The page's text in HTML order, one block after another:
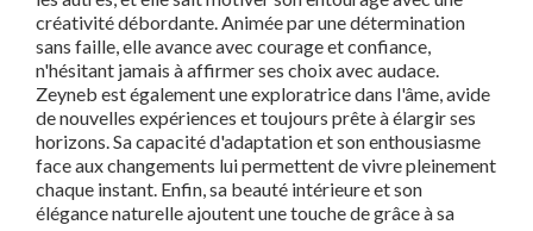
créativité débordante. Animée par une détermination
sans faille, elle avance avec courage et confiance,
n'hésitant jamais à affirmer ses choix avec audace.
Zeyneb est également une exploratrice dans l'âme, avide
de nouvelles expériences et toujours prête à élargir ses
horizons. Sa capacité d'adaptation et son enthousiasme
face aux changements lui permettent de vivre pleinement
chaque instant. Enfin, sa beauté intérieure et son
élégance naturelle ajoutent une touche de grâce à sa